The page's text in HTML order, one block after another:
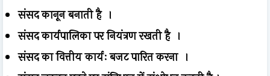
संसद कानून बनाती है ।
संसद कार्यपालिका पर नियंत्रण रखती है ।
संसद का वित्तीय कार्यः बजट पारित करना ।